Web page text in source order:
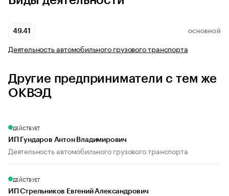
49.41 ОСНОВНОЙ
Деятельность автомобильного грузового транспорта
Другие предприниматели с тем же
ОКВЭД
ДЕЙСТВУЕТ
ИП Гундаров Антон Владимирович
Деятельность автомобильного грузового транспорта
ДЕЙСТВУЕТ
ИП Стрельников Евгений Александрович